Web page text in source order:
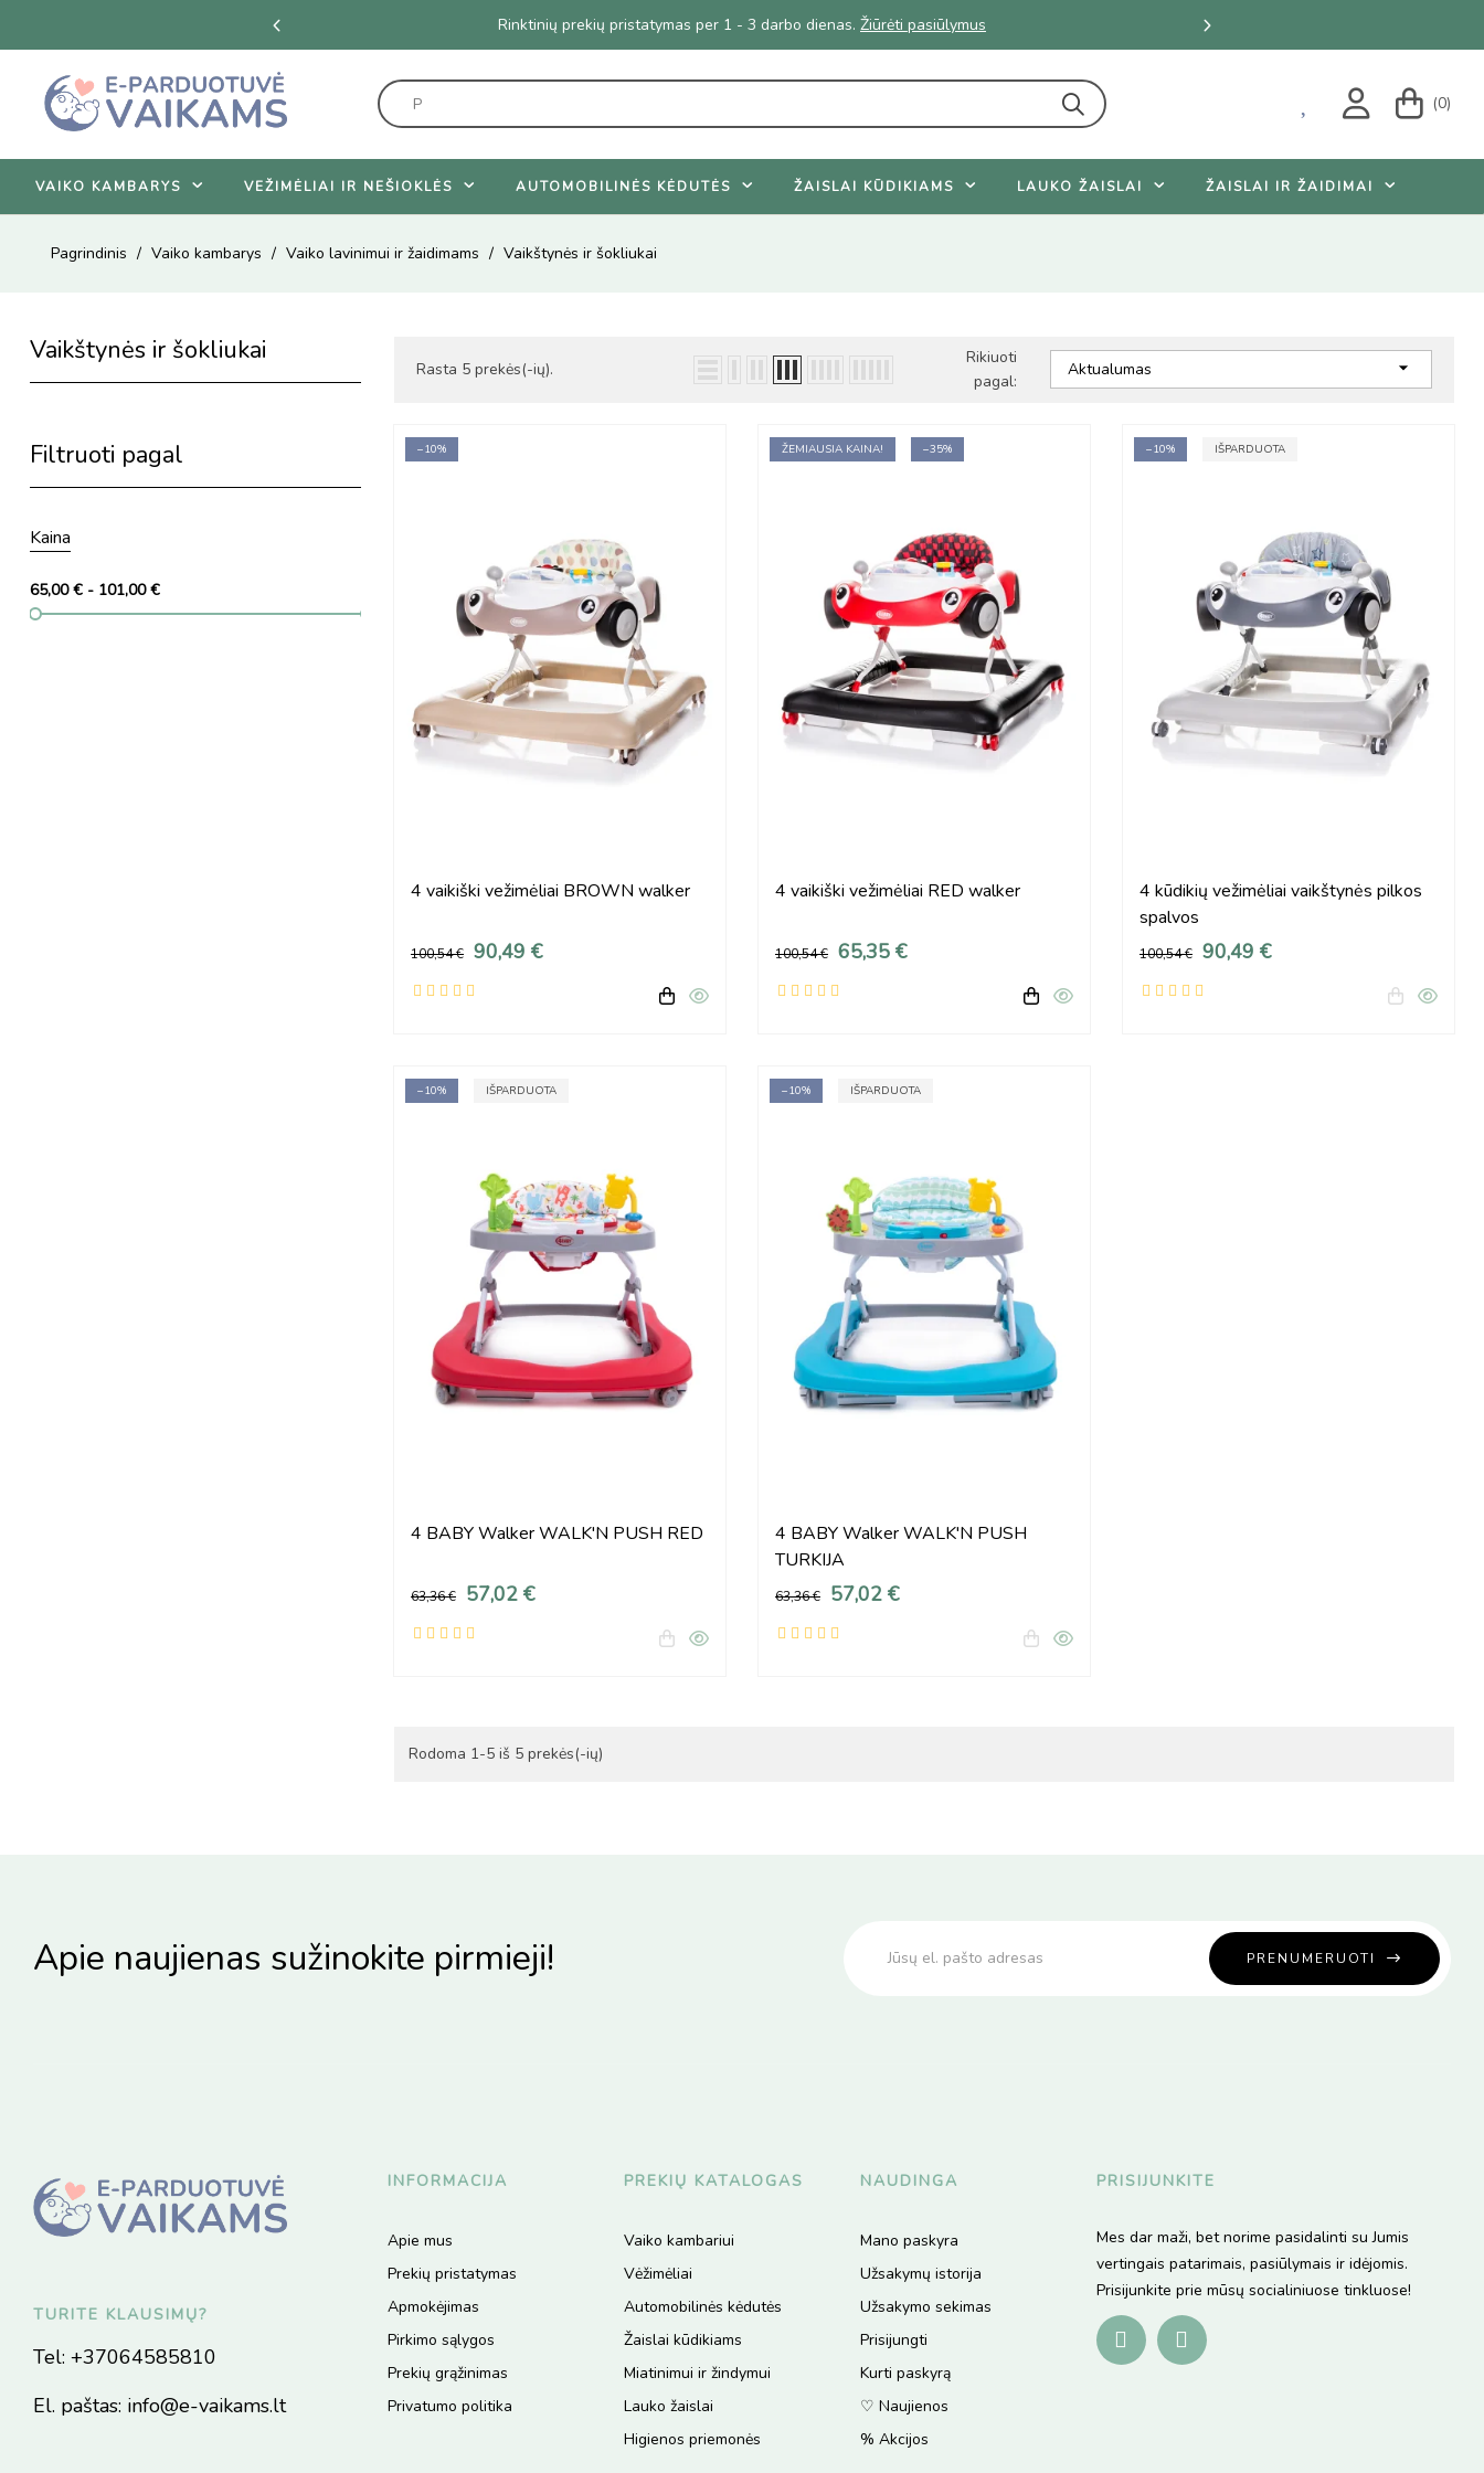
Geriausi vasaros pasiūlymai - nuolaidos net iki 45%.
(0)
VAIKO KAMBARYS VEŽIMĖLIAI IR NEŠIOKLĖS AUTOMOBILINĖS KĖDUTĖS ŽAISLAI KŪDIKIAMS LAUKO ŽAISLAI ŽAISLAI IR ŽAIDIMAI
Pagrindinis Vaiko kambarys Vaiko lavinimui ir žaidimams Vaikštynės ir šokliukai
Vaikštynės ir šokliukai
Filtruoti pagal
Kaina
65,00 € - 101,00 €
Rasta 5 prekės(-ių).
Rikiuoti
pagal:
Aktualumas 
−10%
4 vaikiški vežimėliai BROWN walker
100,54 € 90,49 €
ŽEMIAUSIA KAINA! −35%
4 vaikiški vežimėliai RED walker
100,54 € 65,35 €
−10% IŠPARDUOTA
4 kūdikių vežimėliai vaikštynės pilkos
spalvos
100,54 € 90,49 €
−10% IŠPARDUOTA
4 BABY Walker WALK'N PUSH RED
63,36 € 57,02 €
−10% IŠPARDUOTA
4 BABY Walker WALK'N PUSH
TURKIJA
63,36 € 57,02 €
Rodoma 1-5 iš 5 prekės(-ių)
Apie naujienas sužinokite pirmieji! PRENUMERUOTI
TURITE KLAUSIMŲ?
Tel: +37064585810
El. paštas: info@e-vaikams.lt
INFORMACIJA
Apie mus
Prekių pristatymas
Apmokėjimas
Pirkimo sąlygos
Prekių grąžinimas
Privatumo politika
PREKIŲ KATALOGAS
Vaiko kambariui
Vėžimėliai
Automobilinės kėdutės
Žaislai kūdikiams
Miatinimui ir žindymui
Lauko žaislai
Higienos priemonės
NAUDINGA
Mano paskyra
Užsakymų istorija
Užsakymo sekimas
Prisijungti
Kurti paskyrą
♡ Naujienos
% Akcijos
PRISIJUNKITE
Mes dar maži, bet norime pasidalinti su Jumis
vertingais patarimais, pasiūlymais ir idėjomis.
Prisijunkite prie mūsų socialiniuose tinkluose!